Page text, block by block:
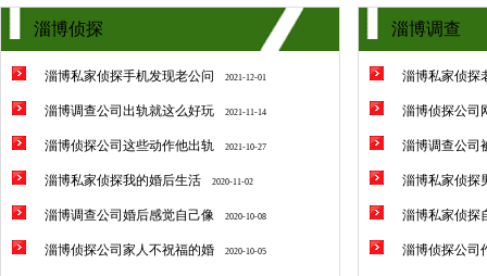
淄博侦探
淄博私家侦探手机发现老公问 2021-12-01
淄博调查公司出轨就这么好玩 2021-11-14
淄博侦探公司这些动作他出轨 2021-10-27
淄博私家侦探我的婚后生活 2020-11-02
淄博调查公司婚后感觉自己像 2020-10-08
淄博侦探公司家人不祝福的婚 2020-10-05
淄博调查
淄博私家侦探
淄博侦探公司
淄博调查公司
淄博私家侦探
淄博私家侦探
淄博侦探公司